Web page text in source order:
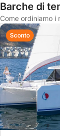
Barche di
Come ordiniamo i
Sconto